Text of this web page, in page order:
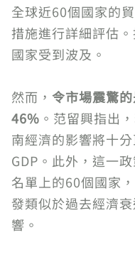
全球近60個國家的
措施進行詳細評估
國家受到波及。
然而， 令市場震驚
46% 。范留興指出
南經濟的影響將十
GDP。此外，這一
名單上的60個國家
發類似於過去經濟
響。